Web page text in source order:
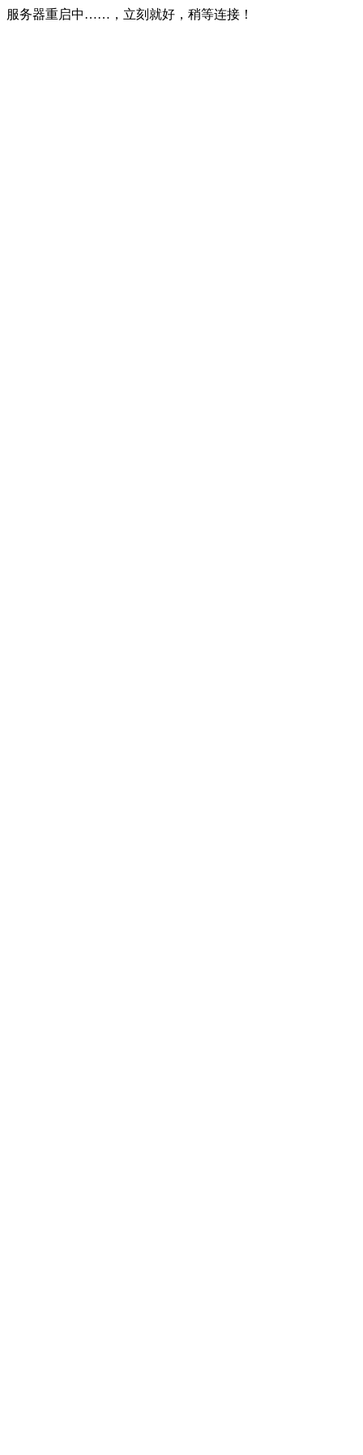
服务器重启中……，立刻就好，稍等连接！